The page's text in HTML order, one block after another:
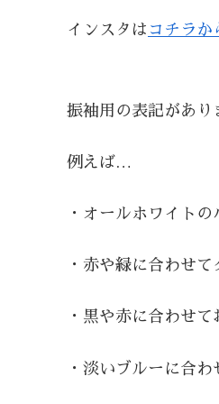
インスタは コチラか
振袖用の表記があり
例えば…
・オールホワイト
・赤や緑に合わせ
・黒や赤に合わせ
・淡いブルーに合